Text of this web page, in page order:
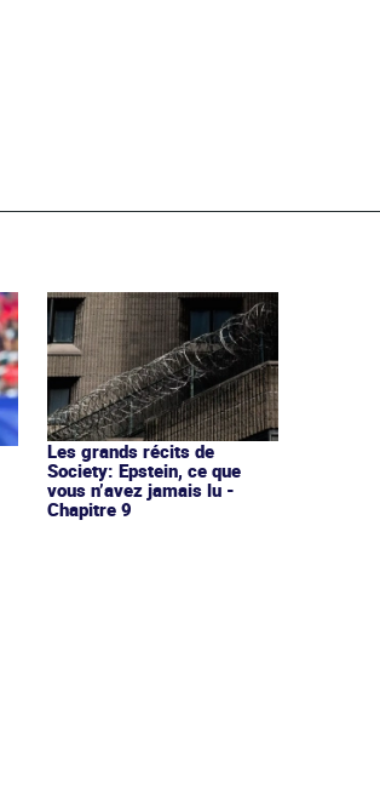
Les grands récits de
Society: Epstein, ce que
vous n’avez jamais lu -
Chapitre 9